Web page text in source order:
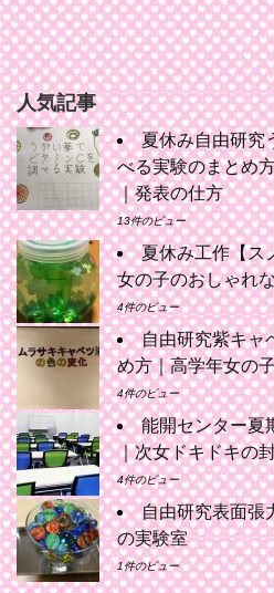
人気記事
夏休み自由研究
べる実験のまとめ
｜発表の仕方
13件のビュー
夏休み工作【ス
女の子のおしゃれ
4件のビュー
自由研究紫キャ
め方｜高学年女の
4件のビュー
能開センター夏
｜次女ドキドキの
4件のビュー
自由研究表面張
の実験室
1件のビュー